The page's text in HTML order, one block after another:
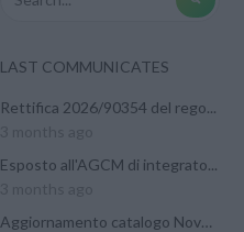
LAST COMMUNICATES
Rettifica 2026/90354 del rego...
Esposto all'AGCM di integrato...
Aggiornamento catalogo Novel...